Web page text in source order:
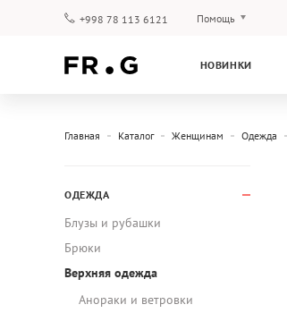
+998 78 113 6121 Помощь
НОВИНКИ
Главная Каталог Женщинам Одежда
ОДЕЖДА
Блузы и рубашки
Брюки
Верхняя одежда
Анораки и ветровки